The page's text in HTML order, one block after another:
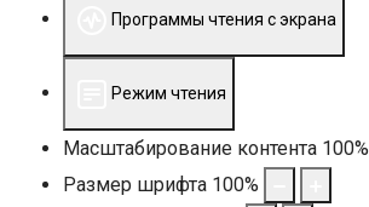
Программы чтения с экрана
Режим чтения
Масштабирование контента 100%
Размер шрифта 100%